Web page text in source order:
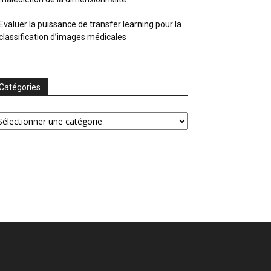
la puissance de transfer learning pour la
d’images médicales